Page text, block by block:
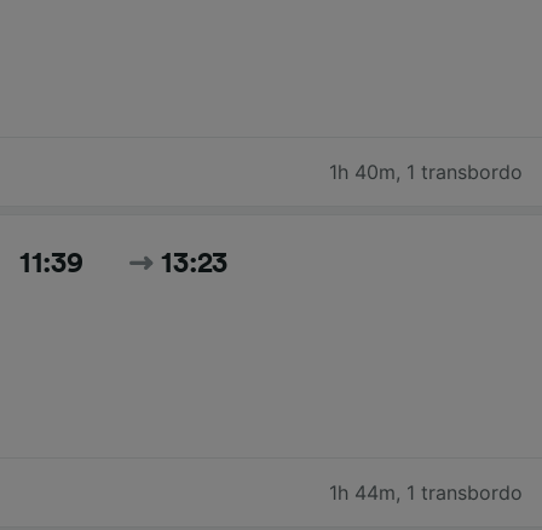
1h 40m, 1 transbordo
11:39 13:23
1h 44m, 1 transbordo